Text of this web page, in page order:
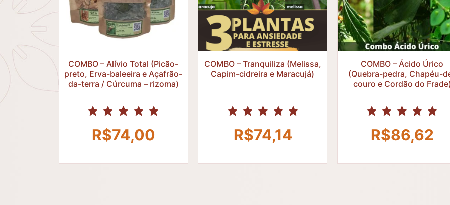
COMBO – Alívio Total (Picão-
preto, Erva-baleeira e Açafrão-
da-terra / Cúrcuma – rizoma)
R$74,00
R$
COMBO – Tranquiliza (Melissa,
Capim-cidreira e Maracujá)
R$74,14
R$
COMBO – Ácido Úrico
(Quebra-pedra, Chapéu-
couro e Cordão do
R$86,62
R$